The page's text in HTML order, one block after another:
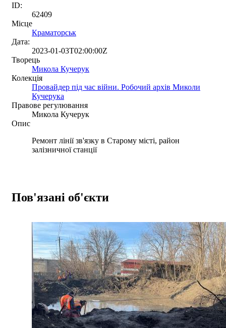
ID:
62409
Місце
Краматорськ
Дата:
2023-01-03T02:00:00Z
Творець
Микола Кучерук
Колекція
Провайдер під час війни. Робочий архів Миколи
Кучерука
Правове регулювання
Микола Кучерук
Опис
Ремонт лінії зв'язку в Старому місті, район
залізничної станції
Пов'язані об'єкти